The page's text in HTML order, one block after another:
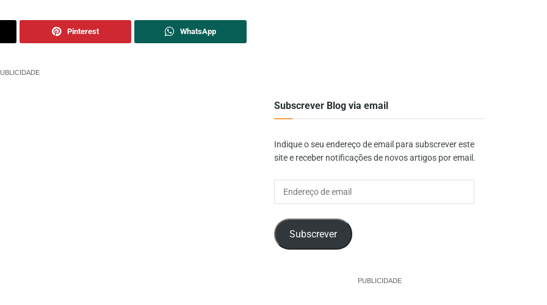
Pinterest WhatsApp
Subscrever Blog via email
Indique o seu endereço de email para subscrever este
site e receber notificações de novos artigos por email.
Subscrever
PUBLICIDADE